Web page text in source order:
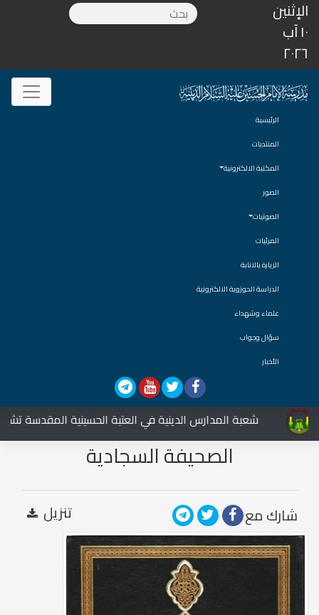
الإثنين
١٠ آب
٢٠٢٦
الرئيسية
المنتديات
المكتبة الالكترونية
الصور
الصوتيات
المرئيات
الزيارة بالانابة
الدراسة الحوزوية الالكترونية
علماء وشهداء
سؤال وجواب
الأخبار
شعبة المدارس الدينية في العتبة الحسينية المقدسة
الصحيفة السجادية
شارك مع تنزيل